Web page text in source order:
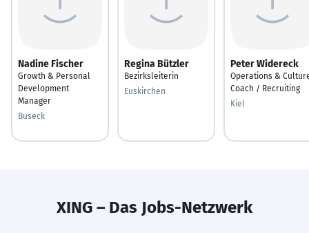
Nadine Fischer
Growth & Personal
Development
Manager
Buseck
Regina Bützler
Bezirksleiterin
Euskirchen
Peter Widereck
Operations &
Coach / Recruiting
Kiel
XING – Das Jobs-Netzwerk